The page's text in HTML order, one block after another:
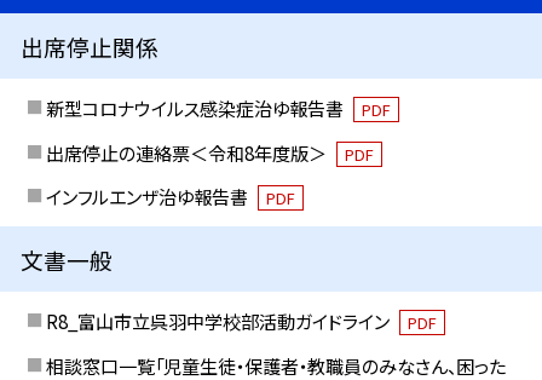
出席停止関係
新型コロナウイルス感染症治ゆ報告書 PDF
出席停止の連絡票＜令和8年度版＞ PDF
インフルエンザ治ゆ報告書 PDF
文書一般
R8_富山市立呉羽中学校部活動ガイドライン PDF
相談窓口一覧「児童生徒・保護者・教職員のみなさん、困った